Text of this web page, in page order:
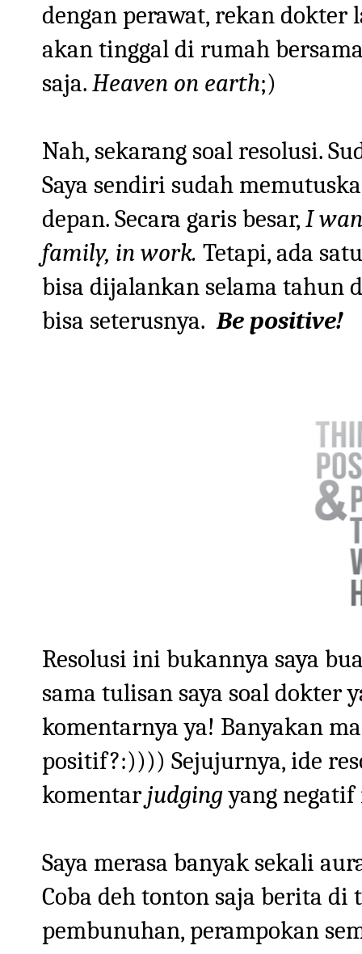
dengan perawat, rekan dokter
akan tinggal di rumah
saja.Heaven on earth;)
Nah, sekarang soal resolusi.
Saya sendiri sudah
depan. Secara garis besar,I
family, in work. Tetapi, ada
bisa dijalankan selama tahun
bisa seterusnya. Be positive!
Resolusi ini bukannya saya
sama tulisan saya soal dokter
komentarnya ya! Banyakan
positif?:)))) Sejujurnya, ide
komentarjudgingyang
Saya merasa banyak sekali
Coba deh tonton saja berita
pembunuhan, perampokan